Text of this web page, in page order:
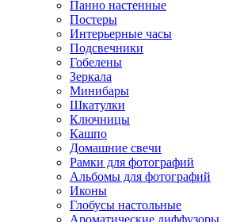
Панно настенные
Постеры
Интерьерные часы
Подсвечники
Гобелены
Зеркала
Минибары
Шкатулки
Ключницы
Кашпо
Домашние свечи
Рамки для фотографий
Альбомы для фотографий
Иконы
Глобусы настольные
Ароматические диффузоры